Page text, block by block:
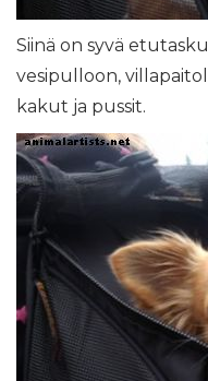
Siinä on syvä
vesipulloon,
kakut ja pussit.